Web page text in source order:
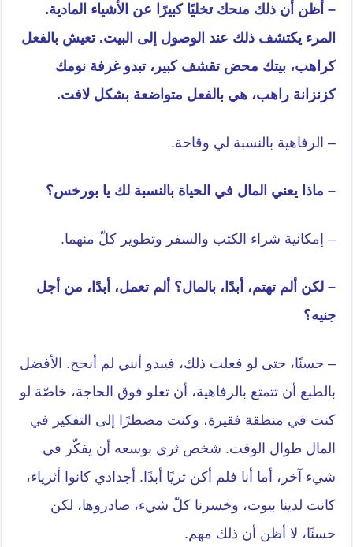
– أظن أن ذلك منحك تخليًا كبيرًا عن الأشياء المادية.
المرء يكتشف ذلك عند الوصول إلى البيت. تعيش بالفعل
كراهب، بيتك محض تقشف كبير، تبدو غرفة نومك
كزنزانة راهب، هي بالفعل متواضعة بشكل لافت.
– الرفاهية بالنسبة لي وقاحة.
– ماذا يعني المال في الحياة بالنسبة لك يا بورخس؟
– إمكانية شراء الكتب والسفر وتطوير كلّ منهما.
– لكن ألم تهتم، أبدًا، بالمال؟ ألم تعمل، أبدًا، من أجل
جنيه؟
– حسنًا، حتى لو فعلت ذلك، فيبدو أنني لم أنجح. الأفضل
بالطبع أن تتمتع بالرفاهية، أن تعلو فوق الحاجة، خاصّة لو
كنت في منطقة فقيرة، وكنت مضطرًا إلى التفكير في
المال طوال الوقت. شخص ثري بوسعه أن يفكّر في
شيء آخر، أما أنا فلم أكن ثريًا أبدًا. أجدادي كانوا أثرياء،
كانت لدينا بيوت، وخسرنا كلّ شيء، صادروها، لكن
حسنًا، لا أظن أن ذلك مهم.